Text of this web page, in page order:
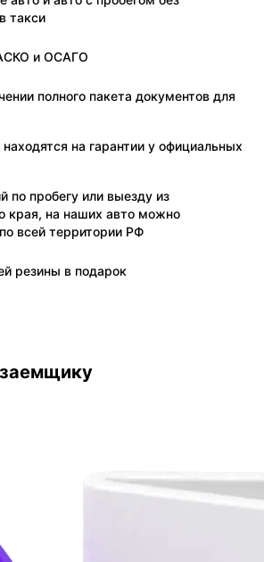
такси
и ОСАГО
полного пакета документов для
на гарантии у официальных
по пробегу или выезду из
края, на наших авто можно
всей территории РФ
резины в подарок